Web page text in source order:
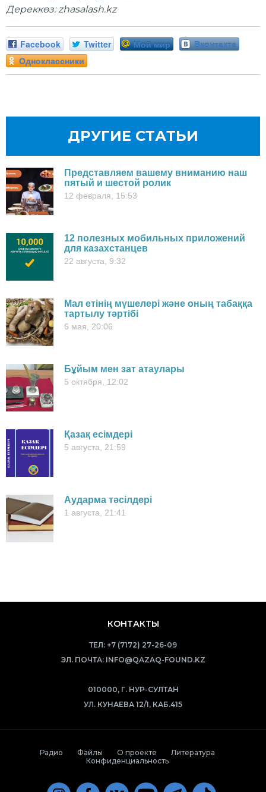
Дереккөз: zhasalash.kz
Facebook Twitter Мой мир
Вконтакте
Одноклассники
ДРУГИЕ СТАТЬИ
Представляем вашему вниманию наш
пятый и шестой ролик
12 февраля, 15:53
12 полезных мобильных приложений
для казахстанцев
22 августа, 9:32
Мал етінің мүшелері және оның табаққа
тартылу тәртібі
6 мая, 20:06
Бұйым мен зат атаулары
5 октября, 12:02
Қазақ есімдері
5 августа, 21:59
Аударма тәсілдері
1 августа, 21:41
КОНТАКТЫ
ТЕЛ: +7 (7172) 27-26-09
ЭЛ. ПОЧТА: INFO@QAZAQ-FOUND.KZ
010000, Г. НУР-СУЛТАН
УЛ. КУНАЕВА 12/1, КАБ.415
Радио Файлы О проекте
Литература
Конфиденциальность